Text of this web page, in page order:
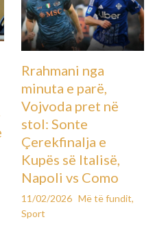
Rrahmani nga
minuta e parë,
Vojvoda pret në
stol: Sonte
Çerekfinalja e
Kupës së Italisë,
Napoli vs Como
11/02/2026 Më të fundit,
Sport